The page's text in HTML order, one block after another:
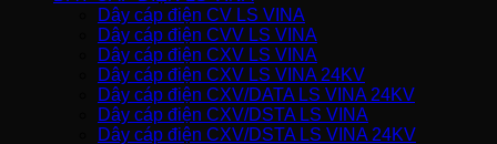
Dây cáp điện CV LS VINA
Dây cáp điện CVV LS VINA
Dây cáp điện CXV LS VINA
Dây cáp điện CXV LS VINA 24KV
Dây cáp điện CXV/DATA LS VINA 24KV
Dây cáp điện CXV/DSTA LS VINA
Dây cáp điện CXV/DSTA LS VINA 24KV